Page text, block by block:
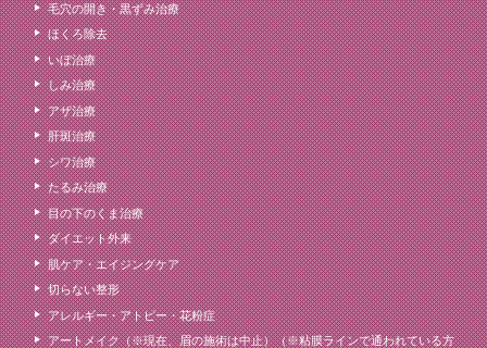
毛穴の開き・黒ずみ治療
ほくろ除去
いぼ治療
しみ治療
アザ治療
肝斑治療
シワ治療
たるみ治療
目の下のくま治療
ダイエット外来
肌ケア・エイジングケア
切らない整形
アレルギー・アトピー・花粉症
アートメイク（※現在、眉の施術は中止）（※粘膜ラインで通われている方